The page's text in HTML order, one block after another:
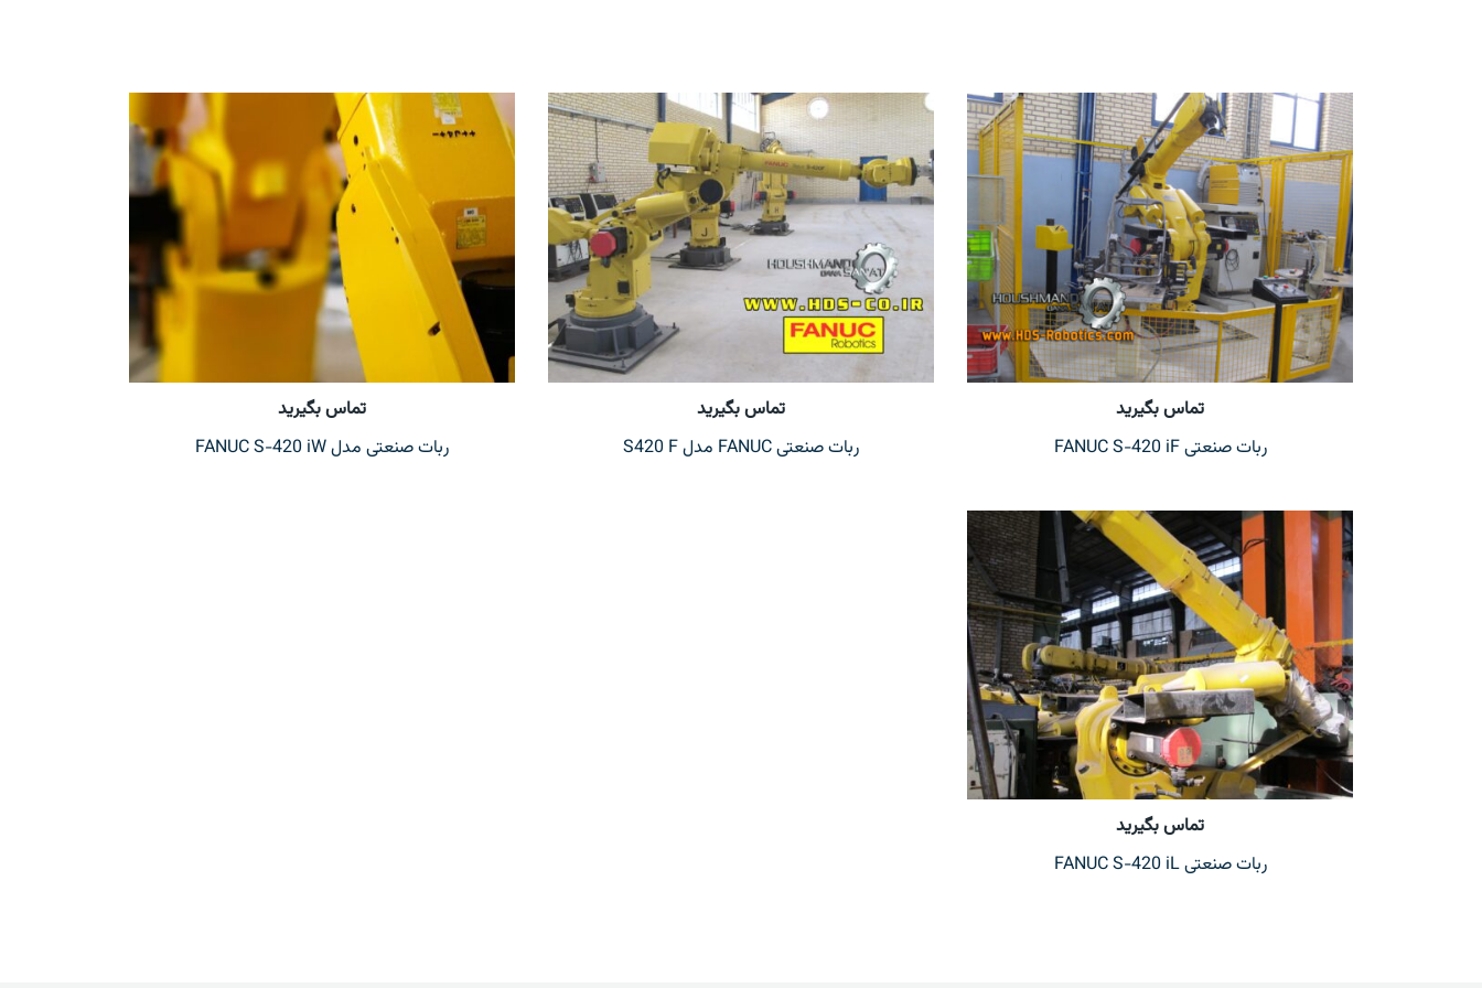
تماس بگیرید
ربات صنعتی FANUC S-420 iF
تماس بگیرید
ربات صنعتی FANUC مدل S420 F
تماس بگیرید
ربات صنعتی مدل FANUC S-420 iW
تماس بگیرید
ربات صنعتی FANUC S-420 iL